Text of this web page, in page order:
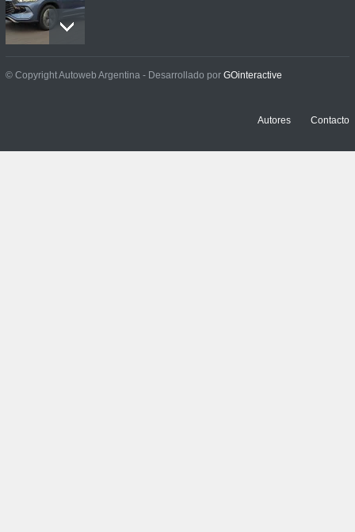
Contacto: Jeep Wrangler
© Copyright Autoweb Argentina - Desarrollado por GOinteractive
Autores Contacto